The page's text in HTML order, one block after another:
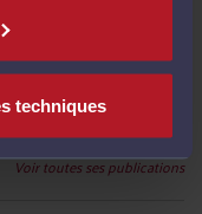
techniques
demandant de
= Cour d’appel saisie
2026 à 19:38
Voir toutes ses publications